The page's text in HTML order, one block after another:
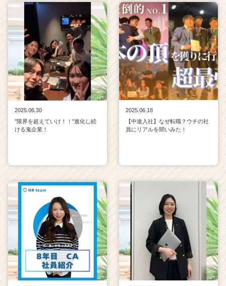
a
e
e
r）
2025.06.30
"限界を超えていけ！！"進化し続
ける鬼企業！
2025.06.18
【中途入社】なぜ転職？ウチの社
員にリアルを聞いみた！